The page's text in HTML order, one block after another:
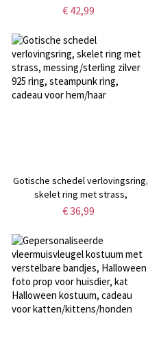
Familienaam Pompoenen Decor
€ 42,99
Gotische schedel verlovingsring,
skelet ring met strass,
messing/sterling zilver 925 ring,
hem/haar
€ 36,99